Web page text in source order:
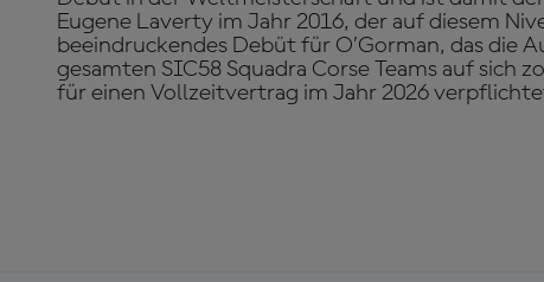
Eugene Laverty im Jahr 2016, der auf diesem
beeindruckendes Debüt für O’Gorman, das die
gesamten SIC58 Squadra Corse Teams auf sich
für einen Vollzeitvertrag im Jahr 2026